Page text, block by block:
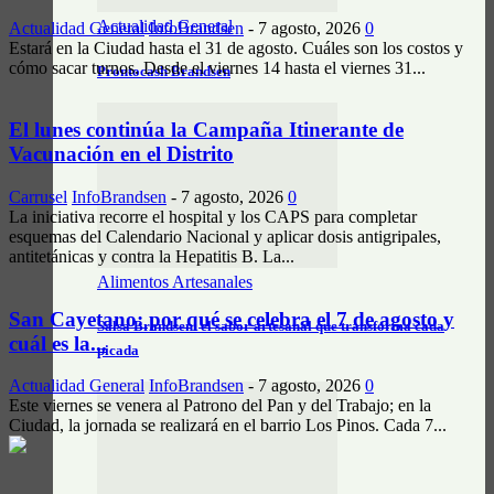
Actualidad General
Prontocash Brandsen
Alimentos Artesanales
Salsa Brandsen: el sabor artesanal que transforma cada
picada
Actualidad General InfoBrandsen - 7 agosto, 2026 0
Estará en la Ciudad hasta el 31 de agosto. Cuáles son los costos y
cómo sacar turnos. Desde el viernes 14 hasta el viernes 31...
El lunes continúa la Campaña Itinerante de
Vacunación en el Distrito
Carrusel InfoBrandsen - 7 agosto, 2026 0
La iniciativa recorre el hospital y los CAPS para completar
esquemas del Calendario Nacional y aplicar dosis antigripales,
antitetánicas y contra la Hepatitis B. La...
San Cayetano: por qué se celebra el 7 de agosto y
cuál es la...
Actualidad General InfoBrandsen - 7 agosto, 2026 0
Este viernes se venera al Patrono del Pan y del Trabajo; en la
Ciudad, la jornada se realizará en el barrio Los Pinos. Cada 7...